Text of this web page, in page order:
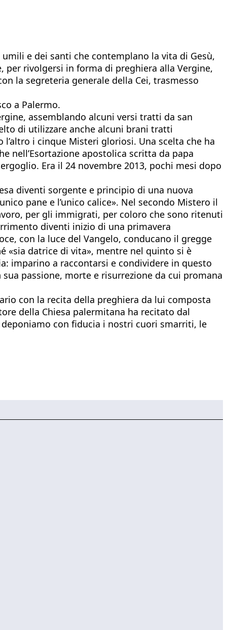
e dei santi che contemplano la vita di Gesù,
per rivolgersi in forma di preghiera alla Vergine,
la segreteria generale della Cei, trasmesso
a Palermo.
assemblando alcuni versi tratti da san
di utilizzare anche alcuni brani tratti
i cinque Misteri gloriosi. Una scelta che ha
nell’Esortazione apostolica scritta da papa
Era il 24 novembre 2013, pochi mesi dopo
diventi sorgente e principio di una nuova
pane e l’unico calice». Nel secondo Mistero il
per gli immigrati, per coloro che sono ritenuti
diventi inizio di una primavera
con la luce del Vangelo, conducano il gregge
«sia datrice di vita», mentre nel quinto si è
imparino a raccontarsi e condividere in questo
passione, morte e risurrezione da cui promana
con la recita della preghiera da lui composta
della Chiesa palermitana ha recitato dal
deponiamo con fiducia i nostri cuori smarriti, le